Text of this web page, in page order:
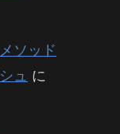
ソッド
ュ に